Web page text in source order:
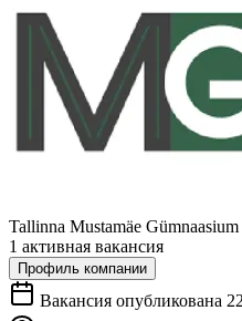
Tallinna Mustamäe Gümnaasium
1 активная вакансия
Профиль компании
Вакансия опубликована